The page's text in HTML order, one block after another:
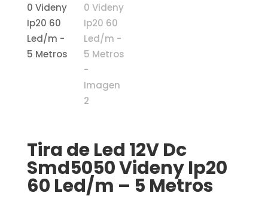
Tira de Led 12V Dc
Smd5050 Videny Ip20
60 Led/m – 5 Metros